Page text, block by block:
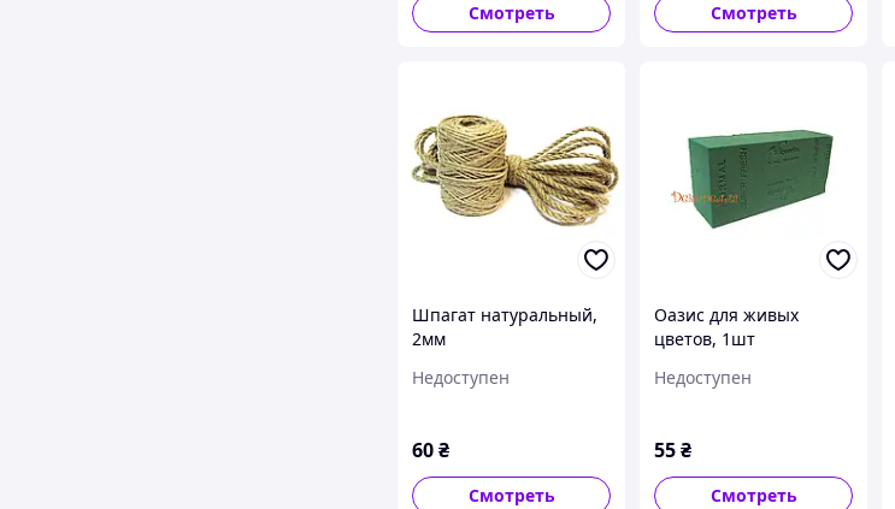
Смотреть Смотреть
Шпагат натуральный,
2мм
Недоступен
60₴
Смотреть
Оазис для живых
цветов, 1шт
Недоступен
55₴
Смотреть